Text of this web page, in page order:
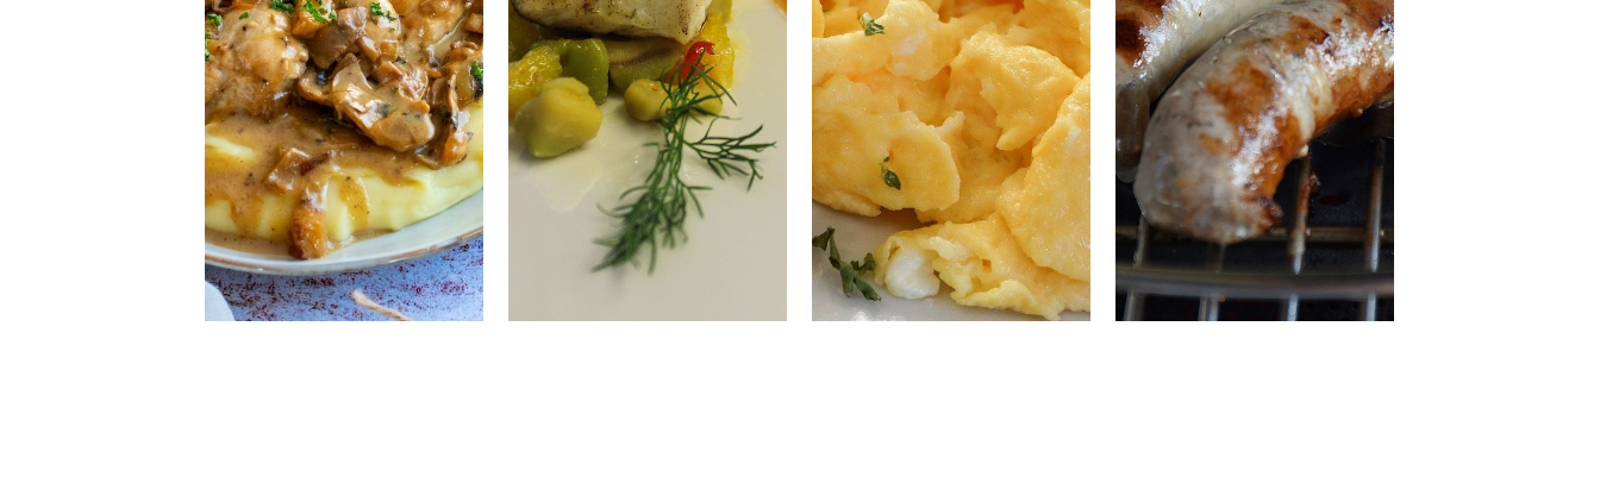
Salade verte
Fromage à la
coupe
Mousse au
chocolat
Salade verte
Fromage à la
coupe
Semoule au
caramel
Salade verte
Fromage à la
coupe
Fruits de saison
Salade verte
Yaourt fermier
Fruits de saison